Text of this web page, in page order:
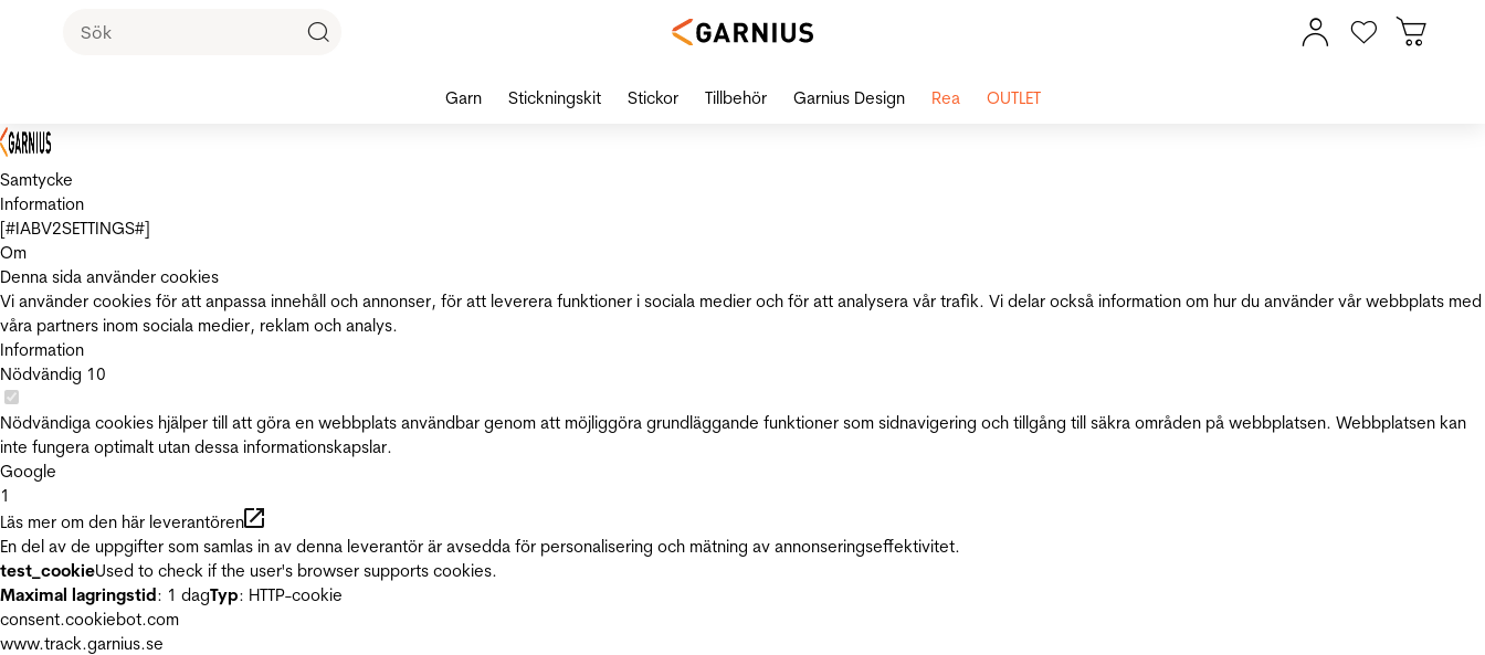
Samtycke
Information
[#IABV2SETTINGS#]
Om
Denna sida använder cookies
Vi använder cookies för att anpassa innehåll och annonser, för att leverera funktioner i sociala medier och för att analysera vår trafik. Vi delar också information om hur du använder vår webbplats med
våra partners inom sociala medier, reklam och analys.
Information
Nödvändig 10
Nödvändiga cookies hjälper till att göra en webbplats användbar genom att möjliggöra grundläggande funktioner som sidnavigering och tillgång till säkra områden på webbplatsen. Webbplatsen kan
inte fungera optimalt utan dessa informationskapslar.
Google
1
Läs mer om den här leverantören
En del av de uppgifter som samlas in av denna leverantör är avsedda för personalisering och mätning av annonseringseffektivitet.
test_cookieUsed to check if the user's browser supports cookies.
Maximal lagringstid: 1 dagTyp: HTTP-cookie
consent.cookiebot.com
www.track.garnius.se
Garn Stickningskit Stickor Tillbehör Garnius Design Rea OUTLET